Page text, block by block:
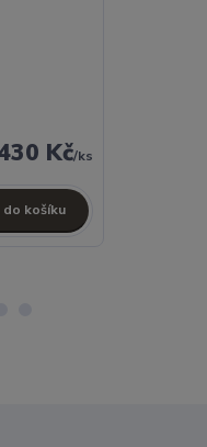
Kč/ks
košíku